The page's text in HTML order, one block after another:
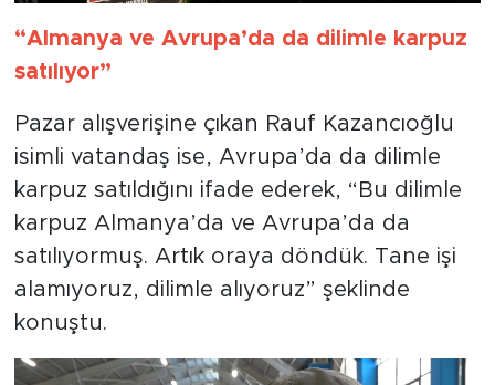
“Almanya ve Avrupa’da da dilimle karpuz
satılıyor”
Pazar alışverişine çıkan Rauf Kazancıoğlu
isimli vatandaş ise, Avrupa’da da dilimle
karpuz satıldığını ifade ederek, “Bu dilimle
karpuz Almanya’da ve Avrupa’da da
satılıyormuş. Artık oraya döndük. Tane işi
alamıyoruz, dilimle alıyoruz” şeklinde
konuştu.